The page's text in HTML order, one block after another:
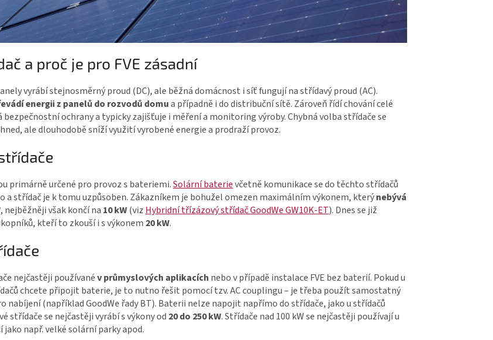
a proč je pro FVE zásadní
vyrábí stejnosměrný proud (DC), ale běžná domácnost i síť fungují na střídavý proud (AC).
energii z panelů do rozvodů domua případně i do distribuční sítě. Zároveň řídí chování celé
ochrany a typicky zajišťuje i měření a monitoring výroby. Chybná volba střídače se
ale dlouhodobě sníží využití vyrobené energie a prodraží provoz.
primárně určené pro provoz s bateriemi.Solární baterievčetně komunikace se do těchto střídačů
a střídač je k tomu uzpůsoben. Zákazníkem je bohužel omezen maximálním výkonem, kterýnebývá
, nejběžněji však končí na 10 kW(viz Hybridní třízázový střídač GoodWe GW10K-ET). Dnes se již
kteří to zkouší i s výkonem 20 kW.
nejčastěji používanév průmyslových aplikacích nebo v případě instalace FVE bez baterií. Pokud u
chcete připojit baterie, je to nutno řešit pomocí tzv. AC couplingu – je třeba použít samostatný
nabíjení (například GoodWe řady BT). Baterii nelze napojit napřímo do střídače, jako u střídačů
střídače se nejčastěji vyrábí s výkony od 20 do 250 kW. Střídače nad 100 kW se nejčastěji používají u
např. velké solární parky apod.